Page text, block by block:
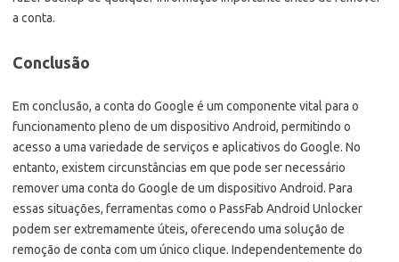
a conta.
Conclusão
Em conclusão, a conta do Google é um componente vital para o
funcionamento pleno de um dispositivo Android, permitindo o
acesso a uma variedade de serviços e aplicativos do Google. No
entanto, existem circunstâncias em que pode ser necessário
remover uma conta do Google de um dispositivo Android. Para
essas situações, ferramentas como o PassFab Android Unlocker
podem ser extremamente úteis, oferecendo uma solução de
remoção de conta com um único clique. Independentemente do